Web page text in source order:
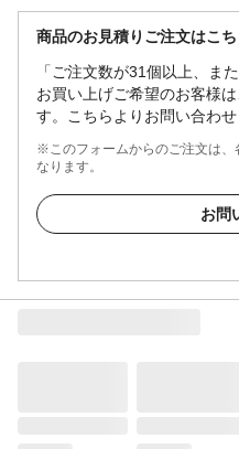
商品のお見積りご注文はこち
「ご注文数が31個以上、ま
お買い上げご希望のお客様
す。こちらよりお問い合わせ
※このフォームからのご注文は、
なります。
お問